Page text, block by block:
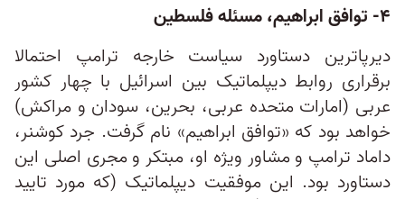
۴- توافق ابراهیم، مسئله فلسطین
دیرپاترین دستاورد سیاست خارجه ترامپ احتمالا
برقراری روابط دیپلماتیک بین اسرائیل با چهار کشور
عربی (امارات متحده عربی، بحرین، سودان و مراکش)
خواهد بود که «توافق ابراهیم» نام گرفت. جرد کوشنر،
داماد ترامپ و مشاور ویژه او، مبتکر و مجری اصلی این
دستاورد بود. این موفقیت دیپلماتیک (که مورد تایید